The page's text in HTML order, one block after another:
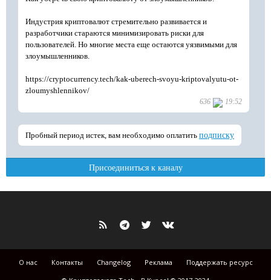
О нас Контакты Changelog Реклама
Поддержать ресурс